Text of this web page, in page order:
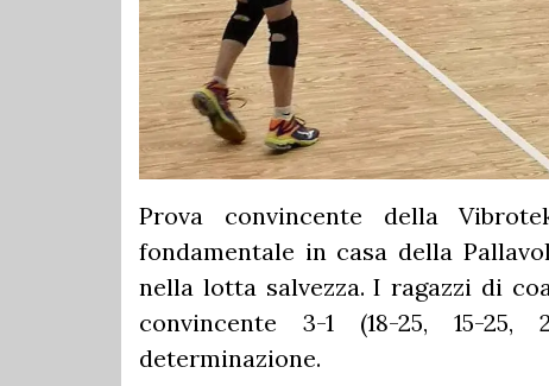
Prova convincente della
fondamentale in casa della
nella lotta salvezza. I ragazzi di
convincente 3-1 (18-25, 15-
determinazione.